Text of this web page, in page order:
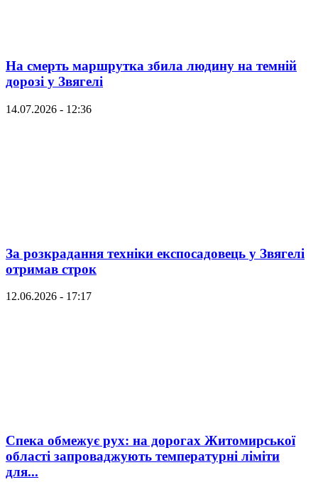
На смерть маршрутка збила людину на темній
дорозі у Звягелі
14.07.2026 - 12:36
За розкрадання техніки експосадовець у Звягелі
отримав строк
12.06.2026 - 17:17
Спека обмежує рух: на дорогах Житомирської
області запроваджують температурні ліміти
для...